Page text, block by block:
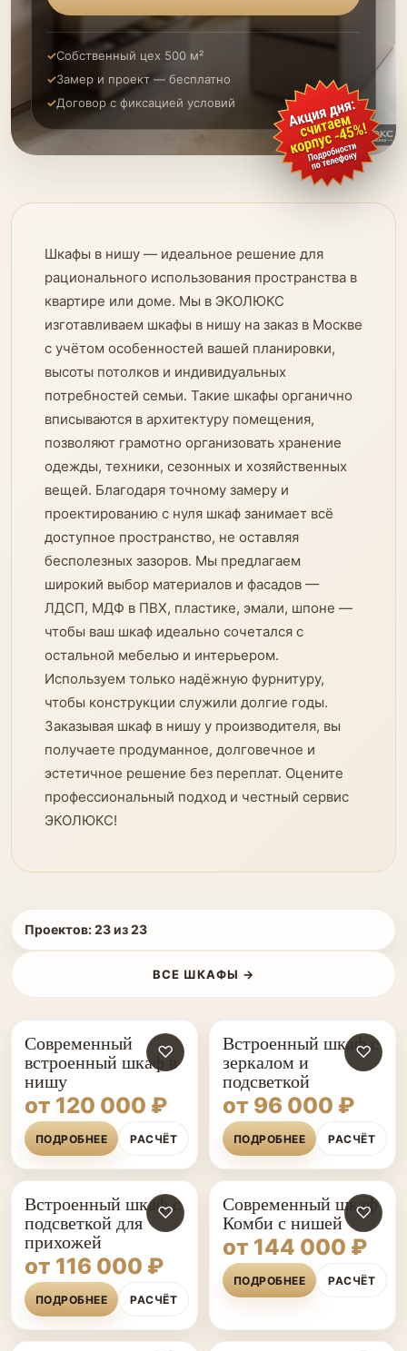
Собственный цех 500 м²
Замер и проект — бесплатно
Договор с фиксацией условий
Шкафы в нишу — идеальное решение для
рационального использования пространства в
квартире или доме. Мы в ЭКОЛЮКС
изготавливаем шкафы в нишу на заказ в Москве
с учётом особенностей вашей планировки,
высоты потолков и индивидуальных
потребностей семьи. Такие шкафы органично
вписываются в архитектуру помещения,
позволяют грамотно организовать хранение
одежды, техники, сезонных и хозяйственных
вещей. Благодаря точному замеру и
проектированию с нуля шкаф занимает всё
доступное пространство, не оставляя
бесполезных зазоров. Мы предлагаем
широкий выбор материалов и фасадов —
ЛДСП, МДФ в ПВХ, пластике, эмали, шпоне —
чтобы ваш шкаф идеально сочетался с
остальной мебелью и интерьером.
Используем только надёжную фурнитуру,
чтобы конструкции служили долгие годы.
Заказывая шкаф в нишу у производителя, вы
получаете продуманное, долговечное и
эстетичное решение без переплат. Оцените
профессиональный подход и честный сервис
ЭКОЛЮКС!
Проектов:23из23
ВСЕ ШКАФЫ →
♡
Современный
встроенный шкаф в
нишу
от 120 000 ₽
ПОДРОБНЕЕ РАСЧЁТ
♡
Встроенный шкаф с
зеркалом и
подсветкой
от 96 000 ₽
ПОДРОБНЕЕ РАСЧЁТ
♡
Встроенный шкаф с
подсветкой для
прихожей
от 116 000 ₽
ПОДРОБНЕЕ РАСЧЁТ
♡
Современный шкаф
Комби с нишей
от 144 000 ₽
ПОДРОБНЕЕ РАСЧЁТ